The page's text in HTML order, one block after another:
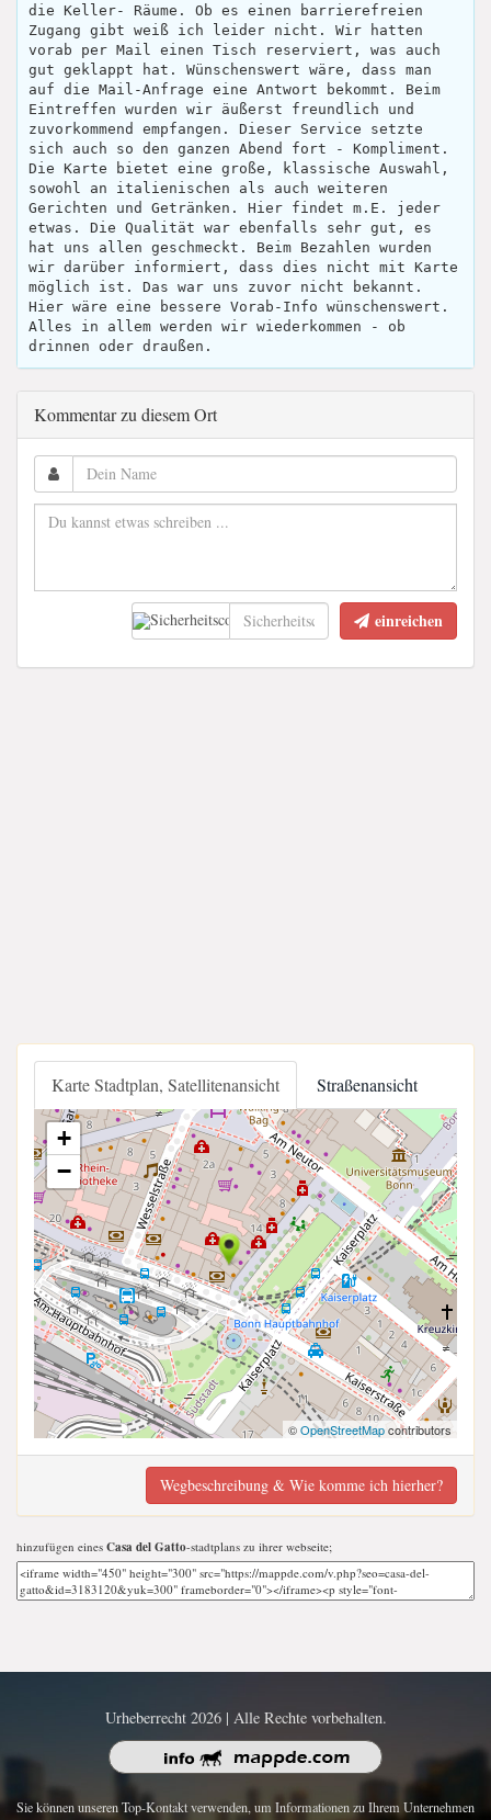
die Keller- Räume. Ob es einen barrierefreien
Zugang gibt weiß ich leider nicht. Wir hatten
vorab per Mail einen Tisch reserviert, was auch
gut geklappt hat. Wünschenswert wäre, dass man
auf die Mail-Anfrage eine Antwort bekommt. Beim
Eintreffen wurden wir äußerst freundlich und
zuvorkommend empfangen. Dieser Service setzte
sich auch so den ganzen Abend fort - Kompliment.
Die Karte bietet eine große, klassische Auswahl,
sowohl an italienischen als auch weiteren
Gerichten und Getränken. Hier findet m.E. jeder
etwas. Die Qualität war ebenfalls sehr gut, es
hat uns allen geschmeckt. Beim Bezahlen wurden
wir darüber informiert, dass dies nicht mit Karte
möglich ist. Das war uns zuvor nicht bekannt.
Hier wäre eine bessere Vorab-Info wünschenswert.
Alles in allem werden wir wiederkommen - ob
drinnen oder draußen.
Kommentar zu diesem Ort
einreichen
Karte Stadtplan, Satellitenansicht Straßenansicht
+
−
©OpenStreetMapcontributors
Wegbeschreibung & Wie komme ich hierher?
hinzufügen eines Casa del Gatto-stadtplans zu ihrer webseite;
Urheberrecht 2026 | Alle Rechte vorbehalten.
Sie können unseren Top-Kontakt verwenden, um Informationen zu Ihrem Unternehmen